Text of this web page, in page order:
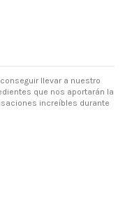
conseguir llevar a nuestro
que nos aportarán la
increíbles durante